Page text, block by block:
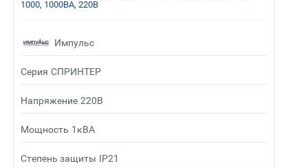
1000, 1000ВА, 220В
Импульс
Серия СПРИНТЕР
Напряжение 220В
Мощность 1кВА
Степень защиты IP21